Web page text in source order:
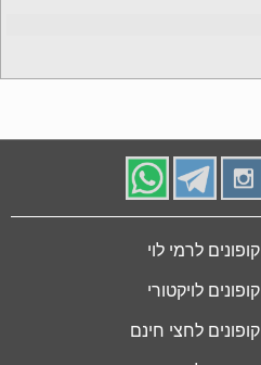
קופונים לרמי לוי
קופונים לויקטורי
קופונים לחצי חינם